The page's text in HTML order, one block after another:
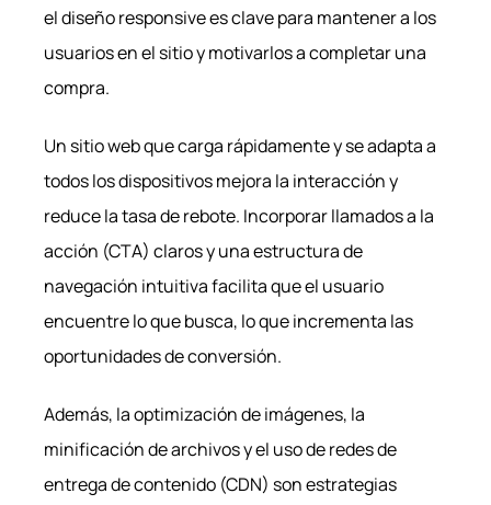
el diseño responsive es clave para mantener a los
usuarios en el sitio y motivarlos a completar una
compra.
Un sitio web que carga rápidamente y se adapta a
todos los dispositivos mejora la interacción y
reduce la tasa de rebote. Incorporar llamados a la
acción (CTA) claros y una estructura de
navegación intuitiva facilita que el usuario
encuentre lo que busca, lo que incrementa las
oportunidades de conversión.
Además, la optimización de imágenes, la
minificación de archivos y el uso de redes de
entrega de contenido (CDN) son estrategias